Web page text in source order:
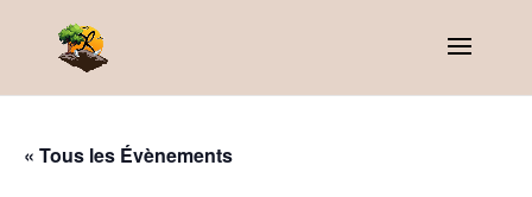
« Tous les Évènements